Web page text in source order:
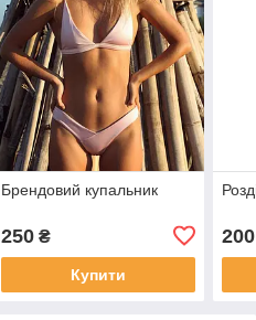
Брендовий купальник
250₴
Купити
200